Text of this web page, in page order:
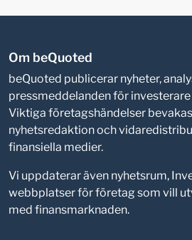
Om beQuoted
beQuoted publicerar nyheter,
pressmeddelanden för
Viktiga företagshändelser
nyhetsredaktion och
finansiella medier.
Vi uppdaterar även nyhetsrum,
webbplatser för företag som vill
med finansmarknaden.